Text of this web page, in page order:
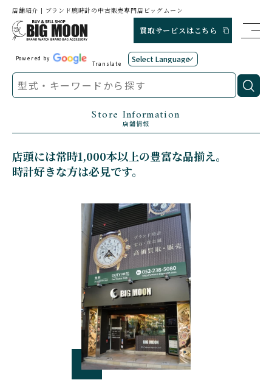
店舗紹介 | ブランド腕時計の中古販売専門店ビッグムーン
買取サービスはこちら
Powered by
Translate
Store Information
店舗情報
店頭には常時1,000本以上の豊富な品揃え｡
時計好きな方は必見です。